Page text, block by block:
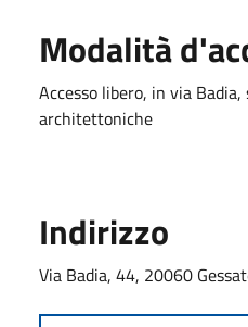
Modalità
Accesso libero, in via
architettoniche
Indirizzo
Via Badia, 44, 20060